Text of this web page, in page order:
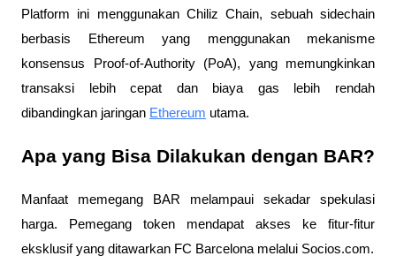
Platform ini menggunakan Chiliz Chain, sebuah sidechain
berbasis Ethereum yang menggunakan mekanisme
konsensus Proof-of-Authority (PoA), yang memungkinkan
transaksi lebih cepat dan biaya gas lebih rendah
dibandingkan jaringan Ethereum utama.
Apa yang Bisa Dilakukan dengan BAR?
Manfaat memegang BAR melampaui sekadar spekulasi
harga. Pemegang token mendapat akses ke fitur-fitur
eksklusif yang ditawarkan FC Barcelona melalui Socios.com.